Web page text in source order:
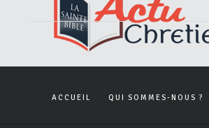
ACCUEIL QUI SOMMES-NOUS ?